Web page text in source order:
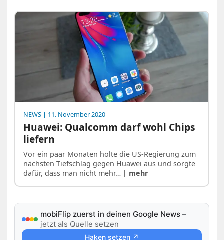
NEWS | 11. November 2020
Huawei: Qualcomm darf wohl Chips
liefern
Vor ein paar Monaten holte die US-Regierung zum
nächsten Tiefschlag gegen Huawei aus und sorgte
dafür, dass man nicht mehr… | mehr
mobiFlip zuerst in deinen Google News –
jetzt als Quelle setzen
Haken setzen ↗